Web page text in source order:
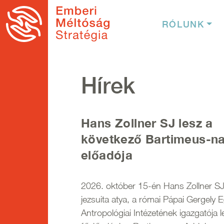
Ugrás a tartalomra
Fő
RÓLUNK
Hírek
Hans Zollner SJ lesz a
következő Bartimeus-
előadója
2026. október 15-én Hans Zollner SJ
jezsuita atya, a római Pápai Gergely
Antropológiai Intézetének igazgatója